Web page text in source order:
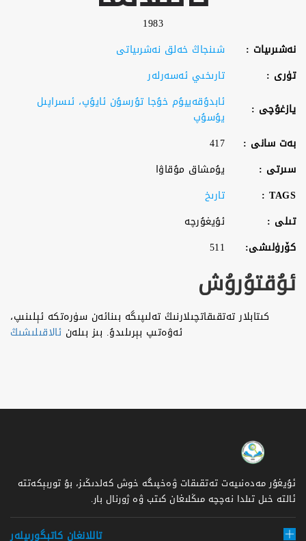
1983
نەشىرىيات :
شىنجاڭ خەلق نەشرىياتى
تۈرى :
تارىخىي ئەسەرلەر
يازغۇچى :
ئابدۇقەييۇم خۇجا تۇرسۇن ئايۇپ، ئىسراپىل
يۇسۇپ
بەت سانى :
417
سىرتى :
يۇمشاق مۇقاۋا
TAGS :
تارىخ
تىلى :
ئۇيغۇرچە
كۆرۈلىشى:
511
ئۇقتۇرۇش
كىتابلار تەتقىقاتچىلارنىڭ تەلىپىگە بىنائەن سۈرەتكە ئېلىنىپ،
ئەۋەتىپ بېرىلىدۇ. بىز بىلەن ئالاقىلىشىڭ
ئۇيغۇر مەدەنىيەت تەتقىقات ۋەخپىگە خوش كەلدىڭىز، بۇ توربېكەتتە
ئالتە خىل تىلدا نەچچە مىڭلىغان كىتب ۋە ژورنال بار.
تاللانغان كاتېگورىيلەر